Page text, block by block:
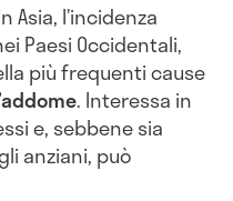
Asia, l’incidenza
Paesi Occidentali,
più frequenti cause
. Interessa in
e, sebbene sia
anziani, può